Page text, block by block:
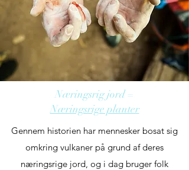
Næringsrig jord =
Næringsrige planter
Gennem historien har mennesker bosat sig
omkring vulkaner på grund af deres
næringsrige jord, og i dag bruger folk